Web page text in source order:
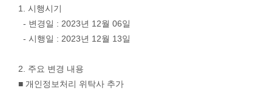
1. 시행시기
- 변경일 : 2023년 12월 06일
- 시행일 : 2023년 12월 13일
2. 주요 변경 내용
■ 개인정보처리 위탁사 추가